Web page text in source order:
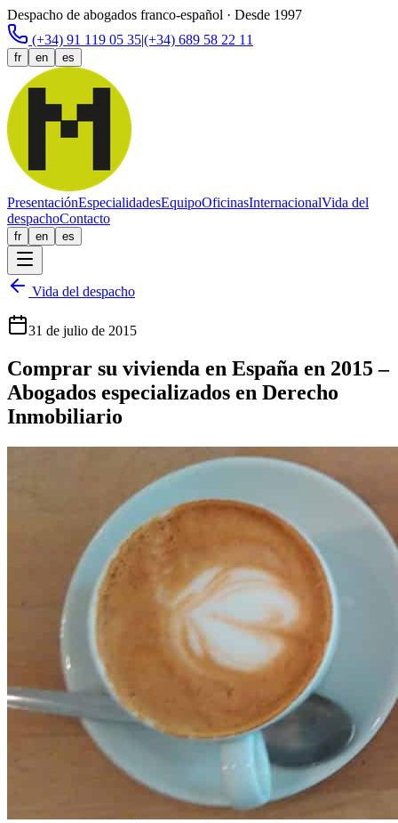
Despacho de abogados franco-español · Desde 1997
(+34) 91 119 05 35|(+34) 689 58 22 11
fr en es
PresentaciónEspecialidadesEquipoOficinasInternacionalVida del
despachoContacto
fr en es
Vida del despacho
31 de julio de 2015
Comprar su vivienda en España en 2015 –
Abogados especializados en Derecho
Inmobiliario